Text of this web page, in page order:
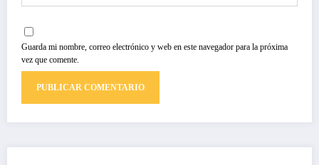
Guarda mi nombre, correo electrónico y web en este navegador para la próxima
vez que comente.